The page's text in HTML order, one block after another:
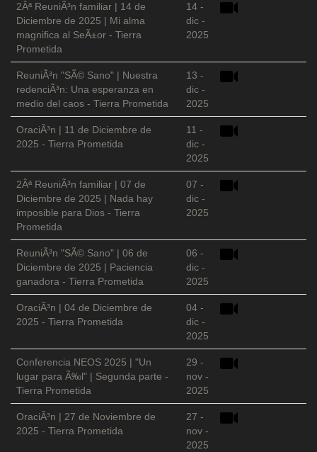
2Âª ReuniÃ³n familiar | 14 de
Diciembre de 2025 | Mi alma
magnifica al SeÃ±or - Tierra
Prometida
14 -
dic -
2025
ReuniÃ³n "SÃ© Sano" | Nuestra
redenciÃ³n: Una esperanza en
medio del caos - Tierra Prometida
13 -
dic -
2025
OraciÃ³n | 11 de Diciembre de
2025 - Tierra Prometida
11 -
dic -
2025
2Âª ReuniÃ³n familiar | 07 de
Diciembre de 2025 | Nada hay
imposible para Dios - Tierra
Prometida
07 -
dic -
2025
ReuniÃ³n "SÃ© Sano" | 06 de
Diciembre de 2025 | Paciencia
ganadora - Tierra Prometida
06 -
dic -
2025
OraciÃ³n | 04 de Diciembre de
2025 - Tierra Prometida
04 -
dic -
2025
Conferencia NEOS 2025 | "Un
lugar para Ã‰l" | Segunda parte -
Tierra Prometida
29 -
nov -
2025
OraciÃ³n | 27 de Noviembre de
2025 - Tierra Prometida
27 -
nov -
2025